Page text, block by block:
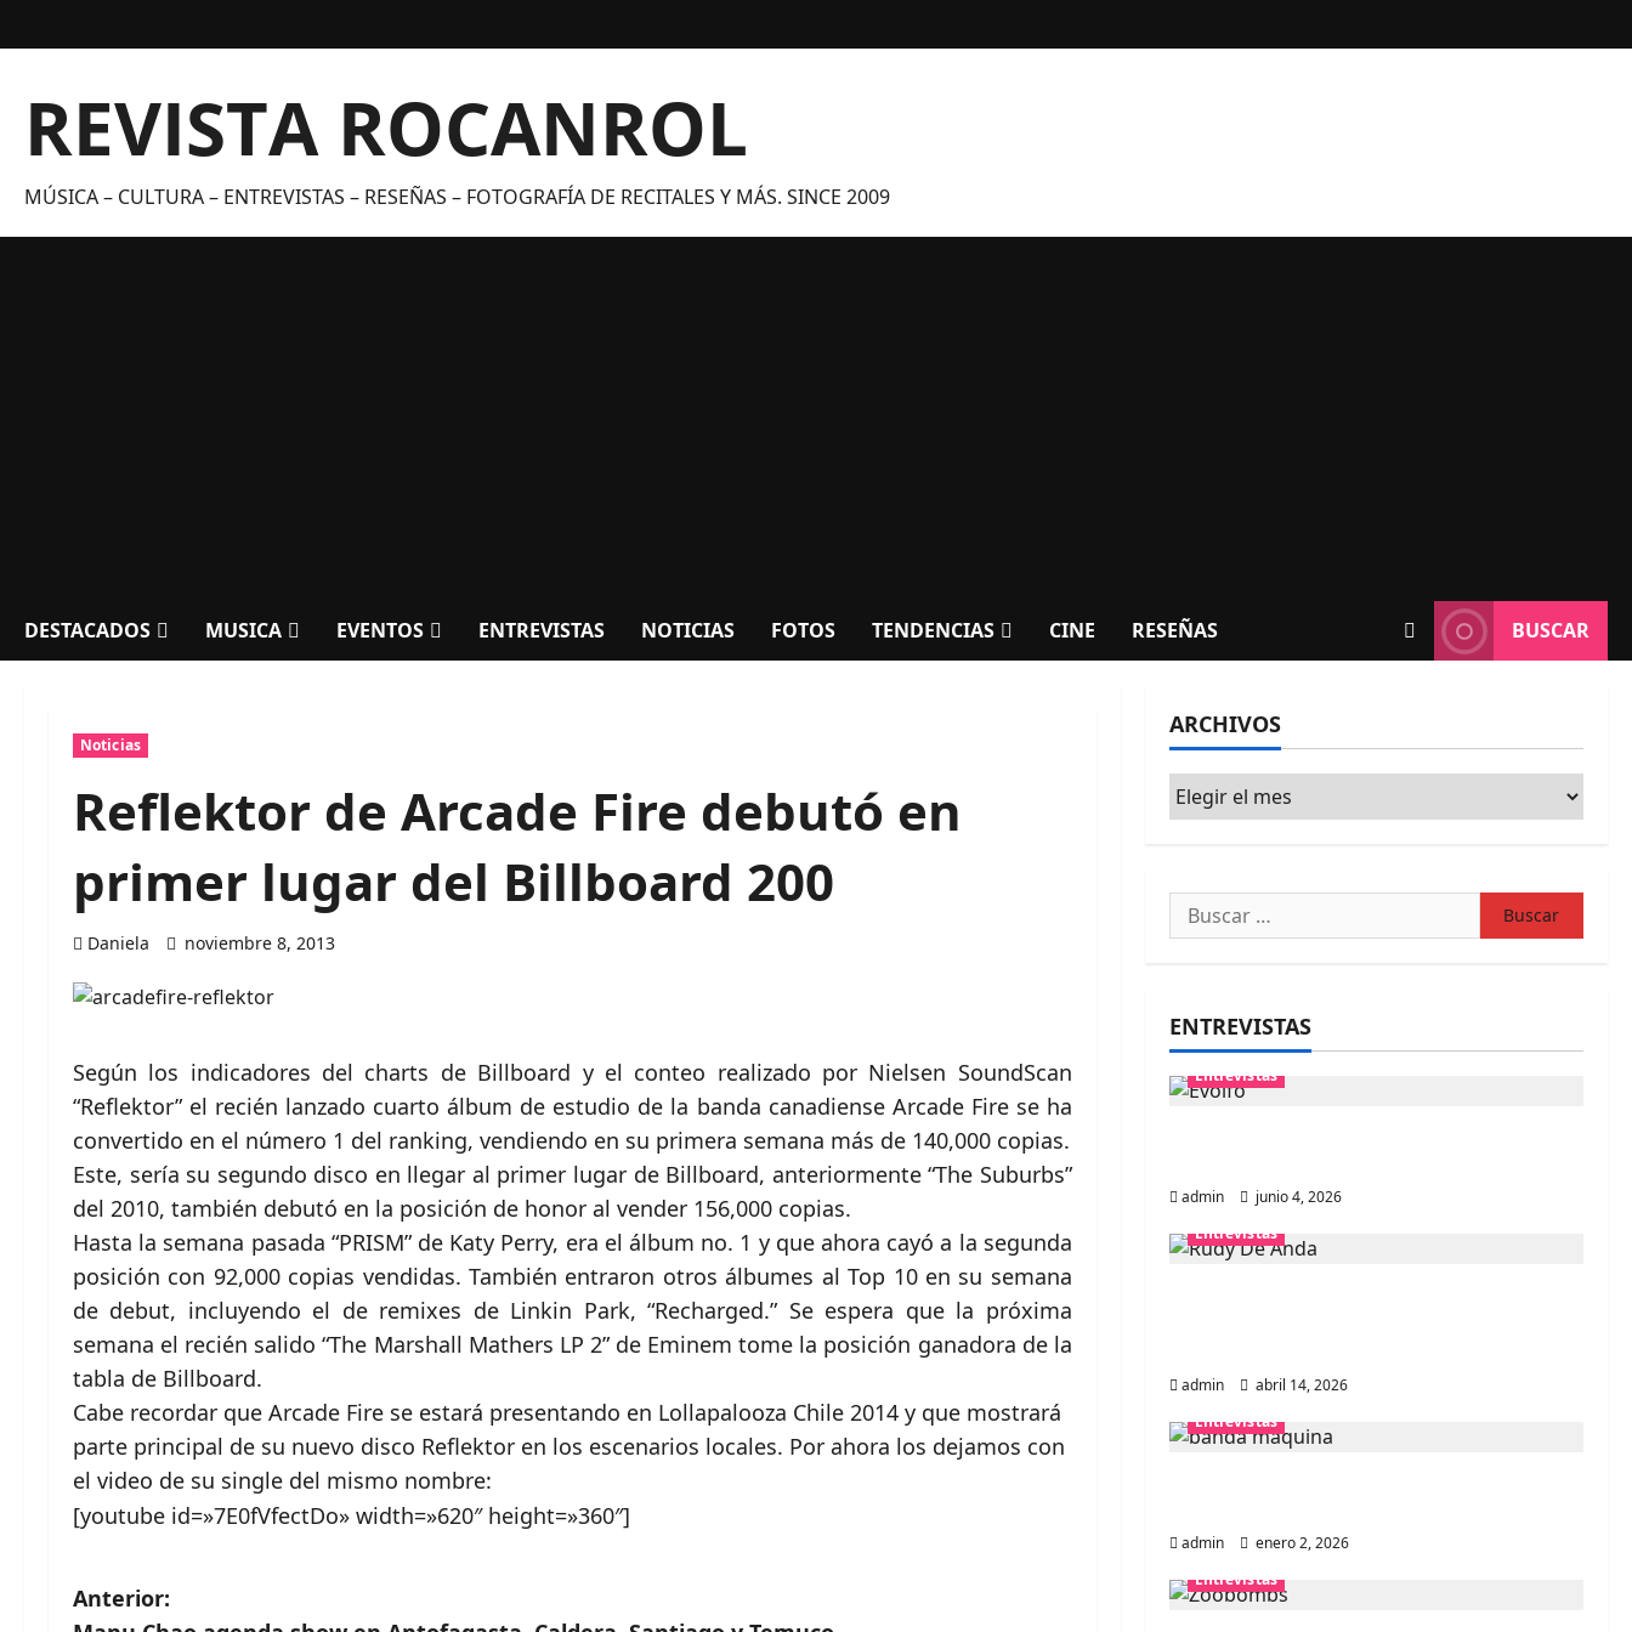
al
REVISTA ROCANROL
MÚSICA – CULTURA – ENTREVISTAS – RESEÑAS – FOTOGRAFÍA DE RECITALES Y MÁS. SINCE 2009
DESTACADOS MUSICA EVENTOS ENTREVISTAS NOTICIAS FOTOS TENDENCIAS CINE RESEÑAS BUSCAR
Noticias
Reflektor de Arcade Fire debutó en
primer lugar del Billboard 200
Daniela noviembre 8, 2013
Según los indicadores del charts de Billboard y el conteo realizado por Nielsen SoundScan
“Reflektor” el recién lanzado cuarto álbum de estudio de la banda canadiense Arcade Fire se ha
convertido en el número 1 del ranking, vendiendo en su primera semana más de 140,000 copias.
Este, sería su segundo disco en llegar al primer lugar de Billboard, anteriormente “The Suburbs”
del 2010, también debutó en la posición de honor al vender 156,000 copias.
Hasta la semana pasada “PRISM” de Katy Perry, era el álbum no. 1 y que ahora cayó a la segunda
posición con 92,000 copias vendidas. También entraron otros álbumes al Top 10 en su semana
de debut, incluyendo el de remixes de Linkin Park, “Recharged.” Se espera que la próxima
semana el recién salido “The Marshall Mathers LP 2” de Eminem tome la posición ganadora de la
tabla de Billboard.
Cabe recordar que Arcade Fire se estará presentando en Lollapalooza Chile 2014 y que mostrará
parte principal de su nuevo disco Reflektor en los escenarios locales. Por ahora los dejamos con
el video de su single del mismo nombre:
[youtube id=»7E0fVfectDo» width=»620″ height=»360″]
N
Anterior:
ARCHIVOS
Archivos
Buscar:
ENTREVISTAS
Entrevistas
admin
junio 4, 2026
Entrevistas
admin
abril 14, 2026
Entrevistas
admin
enero 2, 2026
Entrevistas